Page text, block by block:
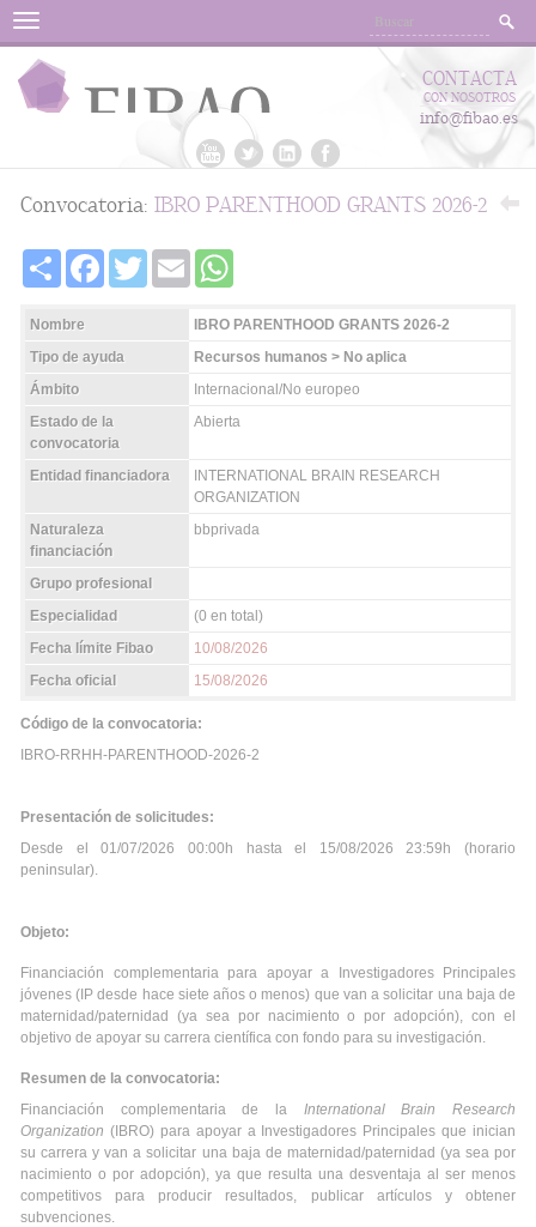
Menu
CONTACTA
CON NOSOTROS
info@fibao.es
Convocatoria: IBRO PARENTHOOD GRANTS 2026-2
Share FacebookTwitter Email
Nombre
IBRO PARENTHOOD GRANTS 2026-2
Tipo de ayuda
Recursos humanos > No aplica
Ámbito
Internacional/No europeo
Estado de la
convocatoria
Abierta
Entidad financiadora
INTERNATIONAL BRAIN RESEARCH
ORGANIZATION
Naturaleza
financiación
bbprivada
Grupo profesional
Especialidad
(0 en total)
Fecha límite Fibao
10/08/2026
Fecha oficial
15/08/2026
Código de la convocatoria:
IBRO-RRHH-PARENTHOOD-2026-2
Presentación de solicitudes:
Desde el 01/07/2026 00:00h hasta el 15/08/2026 23:59h (horario
peninsular).
Objeto:
Financiación complementaria para apoyar a Investigadores Principales
jóvenes (IP desde hace siete años o menos) que van a solicitar una baja de
maternidad/paternidad (ya sea por nacimiento o por adopción), con el
objetivo de apoyar su carrera científica con fondo para su investigación.
Resumen de la convocatoria:
Financiación complementaria de la International Brain Research
Organization (IBRO) para apoyar a Investigadores Principales que inician
su carrera y van a solicitar una baja de maternidad/paternidad (ya sea por
nacimiento o por adopción), ya que resulta una desventaja al ser menos
competitivos para producir resultados, publicar artículos y obtener
subvenciones.